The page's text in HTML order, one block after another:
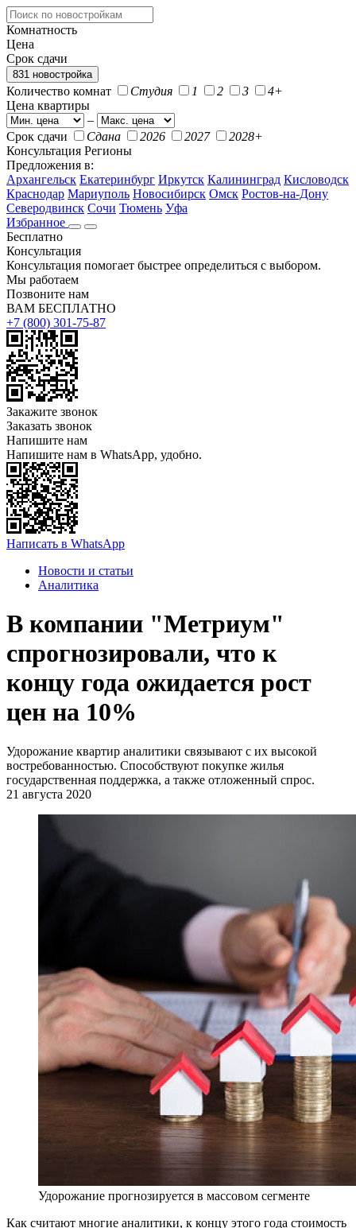
Комнатность
Цена
Срок сдачи
831 новостройка
Количество комнат Студия 1 2 3
4+
Цена квартиры
–
Срок сдачи
Сдана 2026 2027
2028+
Консультация Регионы
Предложения в:
Архангельск Екатеринбург Иркутск Калининград Кисловодск
Краснодар Мариуполь Новосибирск Омск Ростов-на-Дону
Северодвинск Сочи Тюмень Уфа
Избранное
Бесплатно
Консультация
Консультация помогает быстрее определиться с выбором.
Мы работаем
Позвоните нам
ВАМ БЕСПЛАТНО
+7 (800) 301-75-87
Закажите звонок
Заказать звонок
Напишите нам
Напишите нам в WhatsApp, удобно.
Написать в WhatsApp
Новости и статьи
Аналитика
В компании "Метриум"
спрогнозировали, что к
концу года ожидается рост
цен на 10%
Удорожание квартир аналитики связывают с их высокой
востребованностью. Способствуют покупке жилья
государственная поддержка, а также отложенный спрос.
21 августа 2020
Удорожание прогнозируется в массовом сегменте
Как считают многие аналитики, к концу этого года стоимость